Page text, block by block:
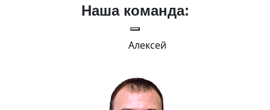
Наша команда:
Алексей